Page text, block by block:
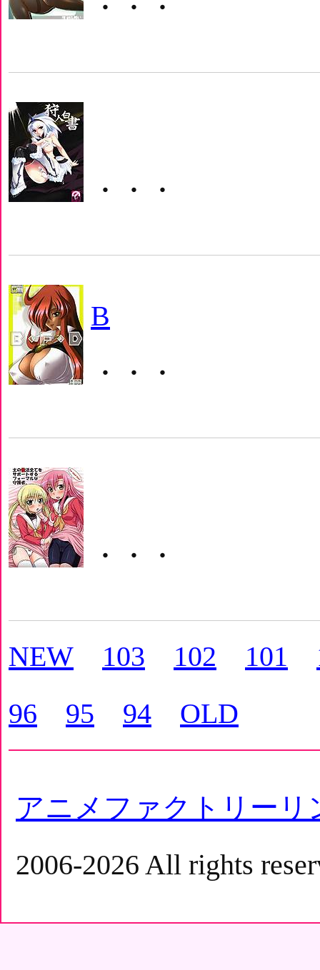
・・・
・・・
B
・・・
・・・
NEW 103 102 101
96
95 94 OLD
アニメファクトリーリ
2006-2026 All rights